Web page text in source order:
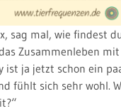
sag mal, wie findest
Zusammenleben
ist ja jetzt schon ein
fühlt sich sehr wohl.